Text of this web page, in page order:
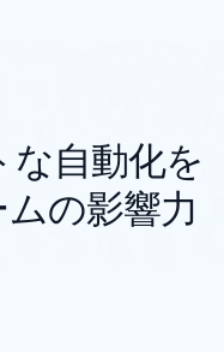
自動化を
の影響力